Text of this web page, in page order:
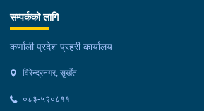
सम्पर्कको लागि
कर्णाली प्रदेश प्रहरी कार्यालय
विरेन्द्रनगर, सुर्खेत
०८३-५२०८११